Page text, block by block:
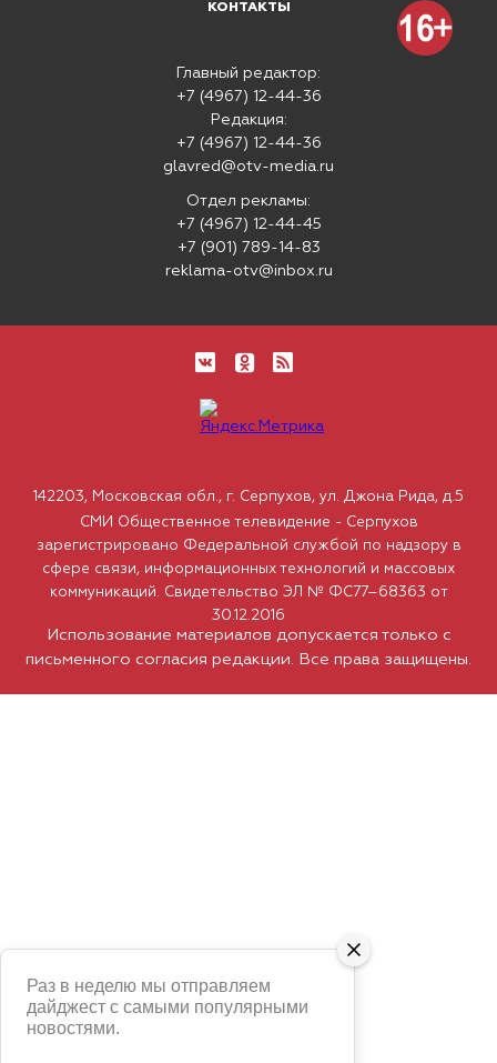
КОНТАКТЫ
Главный редактор:
+7 (4967) 12-44-36
Редакция:
+7 (4967) 12-44-36
glavred@otv-media.ru
Отдел рекламы:
+7 (4967) 12-44-45
+7 (901) 789-14-83
reklama-otv@inbox.ru
Использование материалов допускается только с
письменного согласия редакции. Все права защищены.
142203, Московская обл., г. Серпухов, ул. Джона Рида, д.5
СМИ Общественное телевидение - Серпухов
зарегистрировано Федеральной службой по надзору в
сфере связи, информационных технологий и массовых
коммуникаций. Свидетельство ЭЛ № ФС77–68363 от
30.12.2016
Раз в неделю мы отправляем
дайджест с самыми популярными
новостями.